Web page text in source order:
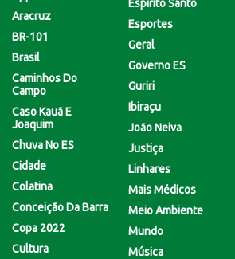
Aracruz
BR-101
Brasil
Caminhos Do
Campo
Caso Kauã E
Joaquim
Chuva No ES
Cidade
Colatina
Conceição Da Barra
Copa 2022
Cultura
Espírito Santo
Esportes
Geral
Governo ES
Guriri
Ibiraçu
João Neiva
Justiça
Linhares
Mais Médicos
Meio Ambiente
Mundo
Música